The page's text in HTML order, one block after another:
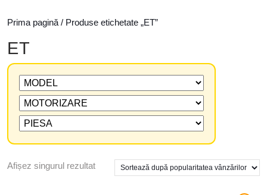
Prima pagină / Produse etichetate „ET”
ET
Afișez singurul rezultat